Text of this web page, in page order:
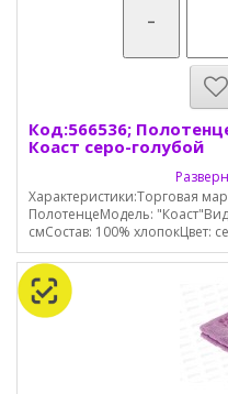
-
Код:566536;
Коаст серо-голубой
Характеристики:Торговая
ПолотенцеМодель:
смСостав: 100% хлопокЦвет: